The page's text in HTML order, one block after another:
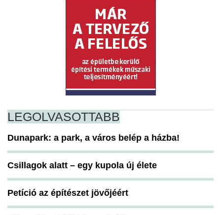
LEGOLVASOTTABB
Dunapark: a park, a város belép a házba!
Csillagok alatt – egy kupola új élete
Petíció az építészet jövőjéért